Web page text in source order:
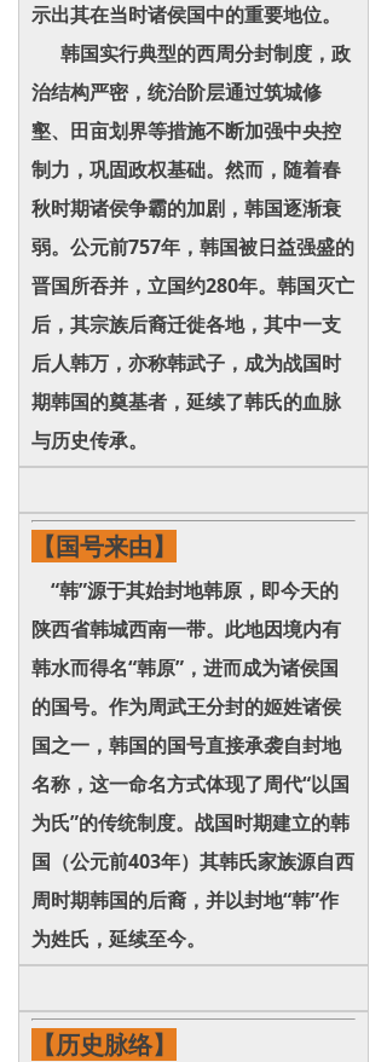
示出其在当时诸侯国中的重要地位。
韩国实行典型的西周分封制度，政
治结构严密，统治阶层通过筑城修
壑、田亩划界等措施不断加强中央控
制力，巩固政权基础。然而，随着春
秋时期诸侯争霸的加剧，韩国逐渐衰
弱。公元前757年，韩国被日益强盛的
晋国所吞并，立国约280年。韩国灭亡
后，其宗族后裔迁徙各地，其中一支
后人韩万，亦称韩武子，成为战国时
期韩国的奠基者，延续了韩氏的血脉
与历史传承。
【国号来由】
“韩”源于其始封地韩原，即今天的
陕西省韩城西南一带。此地因境内有
韩水而得名“韩原”，进而成为诸侯国
的国号。作为周武王分封的姬姓诸侯
国之一，韩国的国号直接承袭自封地
名称，这一命名方式体现了周代“以国
为氏”的传统制度。战国时期建立的韩
国（公元前403年）其韩氏家族源自西
周时期韩国的后裔，并以封地“韩”作
为姓氏，延续至今。
【历史脉络】